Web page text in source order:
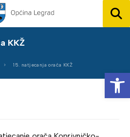
KKŽ
15. natjecanja orača KKŽ